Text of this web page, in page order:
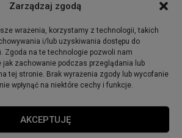
Zarządzaj zgodą
wrażenia, korzystamy z technologii, takich
i/lub uzyskiwania dostępu do
Zgoda na te technologie pozwoli nam
jak zachowanie podczas przeglądania lub
tej stronie. Brak wyrażenia zgody lub wycofanie
wpłynąć na niektóre cechy i funkcje.
AKCEPTUJĘ
Cookie
© 2018 - zabrze24.info.